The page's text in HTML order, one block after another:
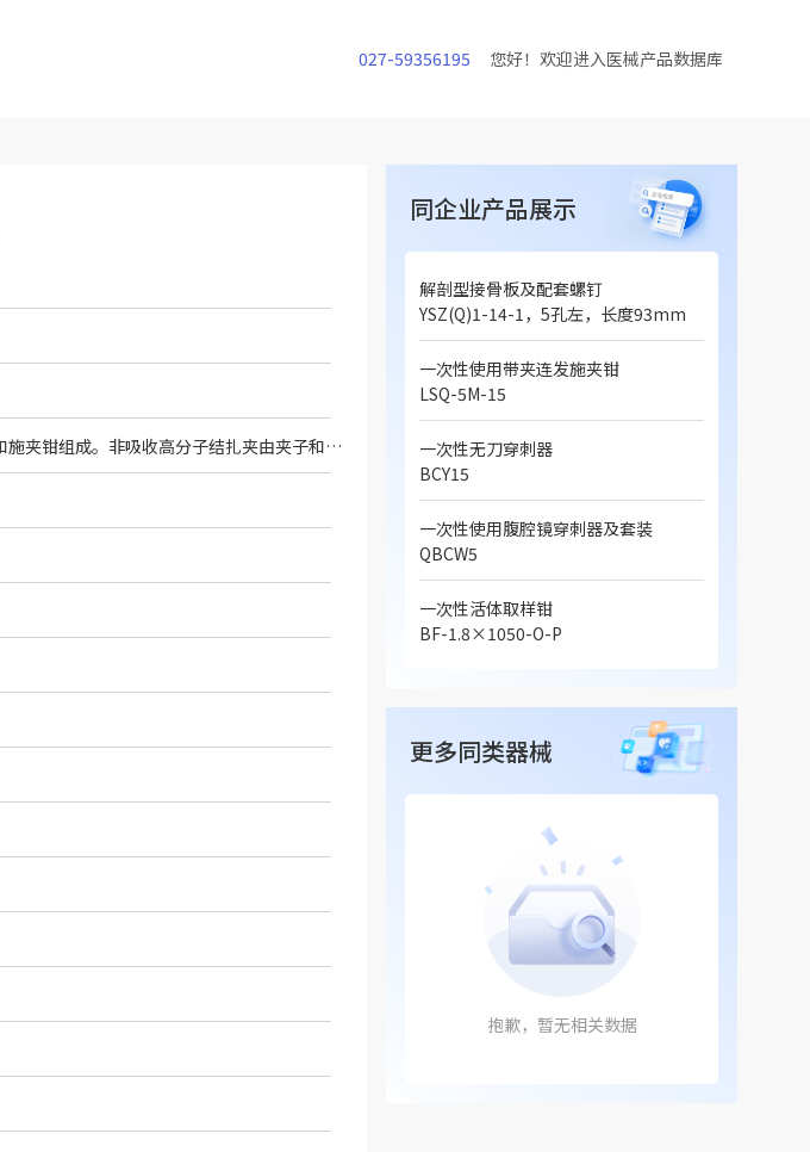
027-59356195 您好！欢迎进入医械产品数据库
一次性使用无菌带夹施夹钳由非吸收高分子结扎夹和施夹钳组成。非吸收高分子结扎夹由夹子和基座组成。施夹钳由钳头、外套管、万向轮、手柄和盖板组成。该产品以无菌状态提供，经环氧乙烷灭菌。一次性使用。
同企业产品展示
解剖型接骨板及配套螺钉
YSZ(Q)1-14-1，5孔左，长度93mm
一次性使用带夹连发施夹钳
LSQ-5M-15
一次性无刀穿刺器
BCY15
一次性使用腹腔镜穿刺器及套装
QBCW5
一次性活体取样钳
BF-1.8×1050-O-P
更多同类器械
抱歉，暂无相关数据